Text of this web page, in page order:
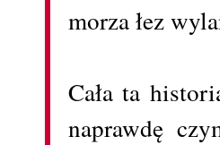
morza łez
Cała ta
naprawdę